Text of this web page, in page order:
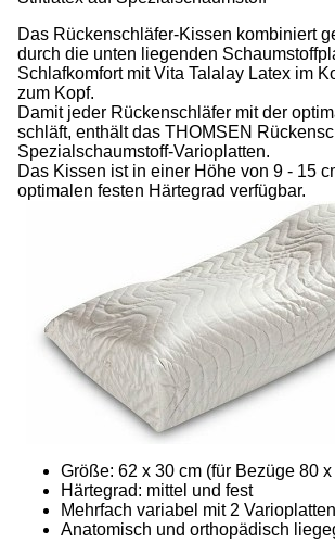
Das Rückenschläfer-Kissen kombiniert
durch die unten liegenden
Schlafkomfort mit Vita Talalay Latex im
zum Kopf.
Damit jeder Rückenschläfer mit der
schläft, enthält das THOMSEN
Spezialschaumstoff-Varioplatten.
Das Kissen ist in einer Höhe von 9 - 15
optimalen festen Härtegrad verfügbar.
Größe: 62 x 30 cm (für Bezüge 80
Härtegrad: mittel und fest
Mehrfach variabel mit 2 Varioplatten
Anatomisch und orthopädisch